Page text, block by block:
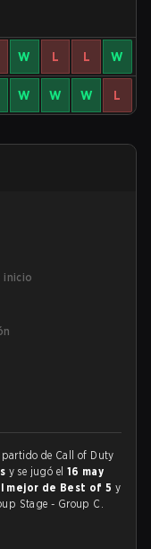
W L L W
W W W L
inicio
partido de Call of Duty
y se jugó el 16 may
mejor de Best of 5y
Stage - Group C.